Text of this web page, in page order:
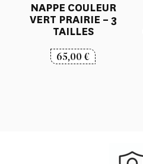
NAPPE COULEUR
VERT PRAIRIE – 3
TAILLES
65,00€